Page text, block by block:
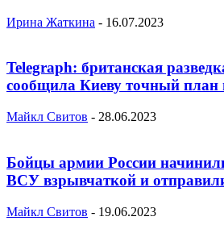
Ирина Жаткина - 16.07.2023
Telegraph: британская
сообщила Киеву точный план
Майкл Свитов - 28.06.2023
Бойцы армии России
ВСУ взрывчаткой и
Майкл Свитов - 19.06.2023